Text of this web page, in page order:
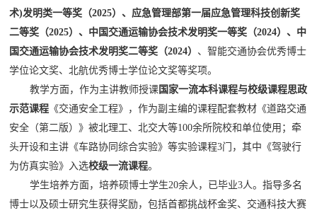
术)发明类一等奖（2025）、应急管理部第一届应急管理科技创新奖
二等奖（2025）、中国交通运输协会技术发明奖一等奖（2024）、中
国交通运输协会技术发明奖二等奖（2024） 、智能交通协会优秀博士
学位论文奖、北航优秀博士学位论文奖等奖项。
教学方面，作为主讲教师授课 国家一流本科课程与校级课程思政
示范课程 《交通安全工程》，作为副主编的课程配套教材《道路交通
安全（第二版）》被北理工、北交大等100余所院校和单位使用；牵
头开设和主讲《车路协同综合实验》等实验课程3门，其中《驾驶行
为仿真实验》入选校级一流课程。
学生培养方面，培养硕博士学生20余人，已毕业3人。指导多名
博士以及硕士研究生获得奖励，包括首都挑战杯金奖、交通科技大赛